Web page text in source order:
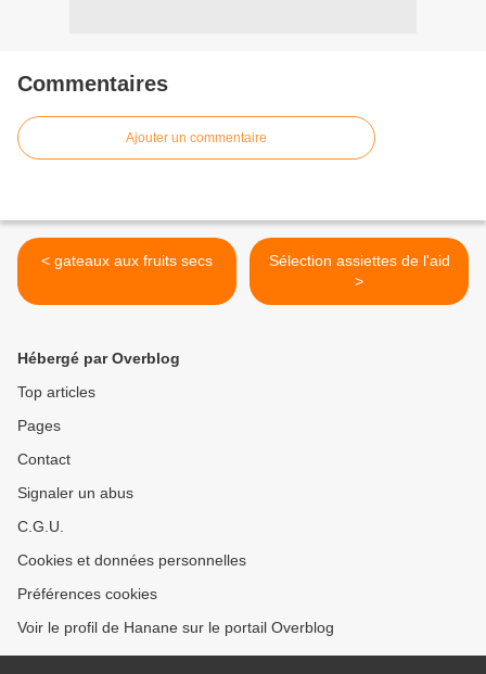
Commentaires
Ajouter un commentaire
< gateaux aux fruits secs
Sélection assiettes de l'aid
>
Hébergé par Overblog
Top articles
Pages
Contact
Signaler un abus
C.G.U.
Cookies et données personnelles
Préférences cookies
Voir le profil de Hanane sur le portail Overblog